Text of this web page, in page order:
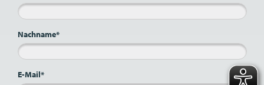
Nachname*
E-Mail*